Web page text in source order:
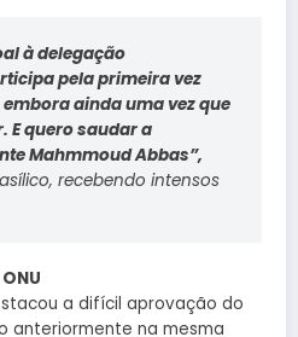
à delegação
pela primeira vez
ainda uma vez que
E quero saudar a
Mahmmoud Abbas”,
recebendo intensos
a difícil aprovação do
anteriormente na mesma